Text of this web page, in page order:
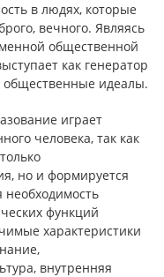
в людях, которые
вечного. Являясь
общественной
как генератор
идеалы.
играет
человека, так как
но и формируется
необходимость
функций
характеристики
внутренняя